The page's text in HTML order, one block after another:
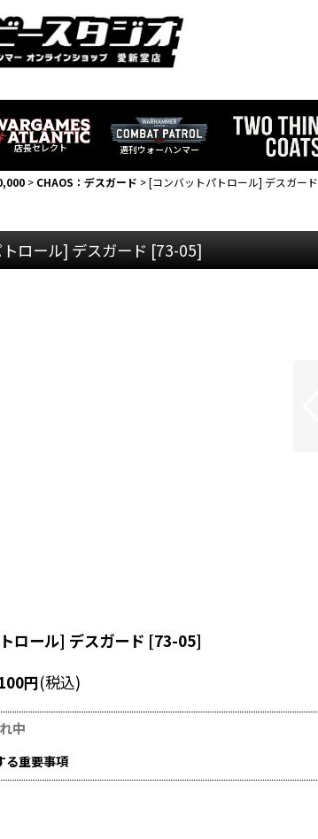
店長セレクト 週刊ウォーハンマー
> CHAOS：デスガード >[コンバットパトロール] デスガード
ロール] デスガード [73-05]
ロール] デスガード [73-05]
円(税込)
中
る重要事項